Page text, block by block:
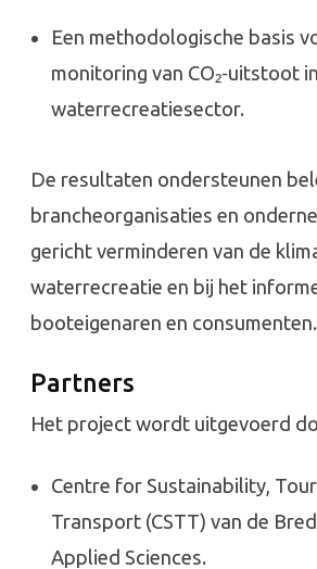
Een methodologische basis
monitoring van CO₂‑uitstoot
waterrecreatiesector.
De resultaten ondersteunen
brancheorganisaties en
gericht verminderen van de
waterrecreatie en bij het
booteigenaren en consumenten.
Partners
Het project wordt uitgevoerd
Centre for Sustainability,
Transport (CSTT) van de
Applied Sciences.